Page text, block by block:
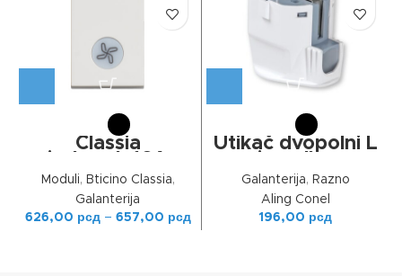
Classia
ventilator 1M
Moduli, Bticino Classia,
Galanterija
626,00 рсд – 657,00 рсд
Utikač dvopolni L
Galanterija, Razno
Aling Conel
196,00 рсд